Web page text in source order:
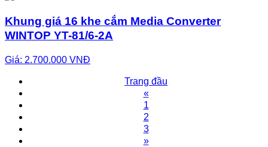
Khung giá 16 khe cắm Media Converter
WINTOP YT-81/6-2A
Giá: 2.700.000 VNĐ
Trang đầu
«
1
2
3
»